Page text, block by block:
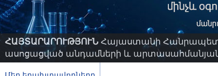
ՀԱՅՏԱՐԱՐՈՒԹՅՈՒՆ Հայաստանի
ասոցացված անդամների և արտասահմանյան